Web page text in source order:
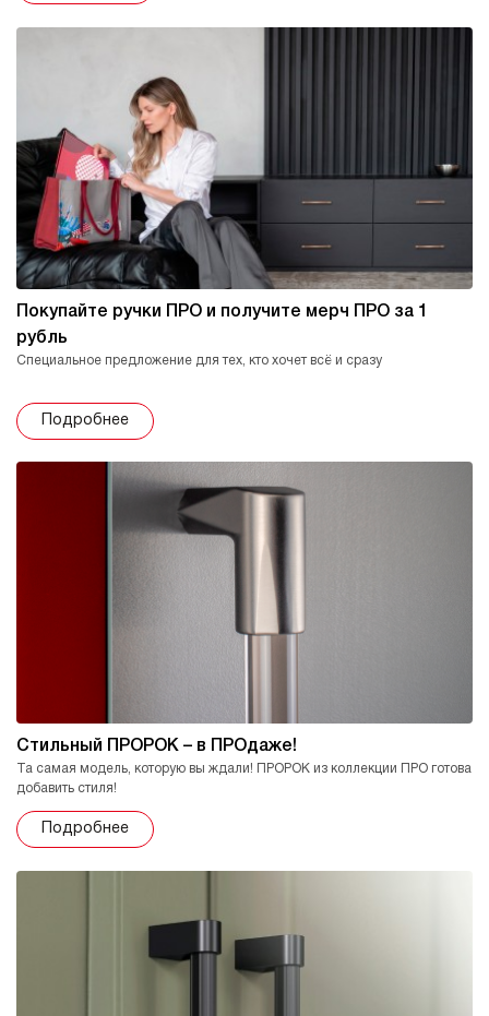
Покупайте ручки ПРО и получите мерч ПРО за 1
рубль
Специальное предложение для тех, кто хочет всё и сразу
Подробнее
Стильный ПРОРОК – в ПРОдаже!
Та самая модель, которую вы ждали! ПРОРОК из коллекции ПРО готова
добавить стиля!
Подробнее